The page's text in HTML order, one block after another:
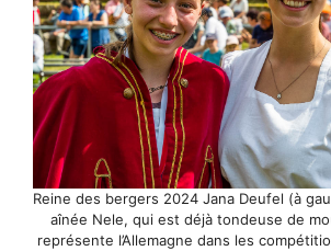
Reine des bergers 2024 Jana Deufel (à
aînée Nele, qui est déjà tondeuse de
représente l’Allemagne dans les